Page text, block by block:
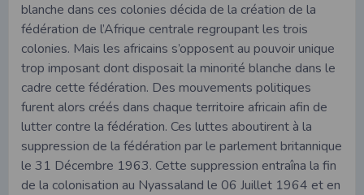
blanche dans ces colonies décida de la création de la
fédération de l’Afrique centrale regroupant les trois
colonies. Mais les africains s’opposent au pouvoir unique
trop imposant dont disposait la minorité blanche dans le
cadre cette fédération. Des mouvements politiques
furent alors créés dans chaque territoire africain afin de
lutter contre la fédération. Ces luttes aboutirent à la
suppression de la fédération par le parlement britannique
le 31 Décembre 1963. Cette suppression entraîna la fin
de la colonisation au Nyassaland le 06 Juillet 1964 et en